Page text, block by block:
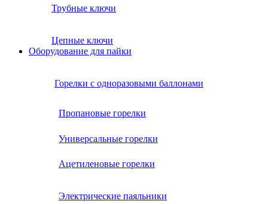
Трубные ключи
Цепные ключи
Оборудование для пайки
Горелки с одноразовыми баллонами
Пропановые горелки
Универсальные горелки
Ацетиленовые горелки
Электрические паяльники